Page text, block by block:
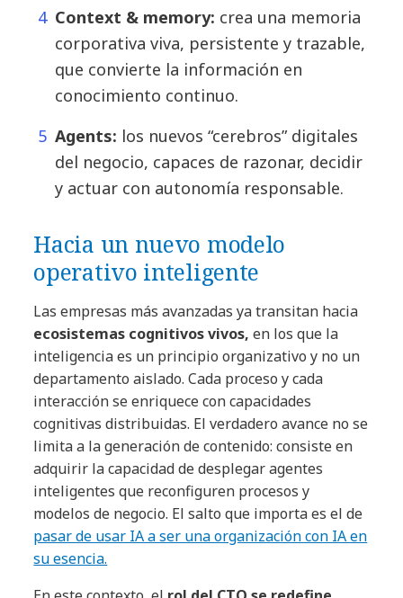
Context & memory: crea una memoria
corporativa viva, persistente y trazable,
que convierte la información en
conocimiento continuo.
Agents: los nuevos “cerebros” digitales
del negocio, capaces de razonar, decidir
y actuar con autonomía responsable.
Hacia un nuevo modelo
operativo inteligente
Las empresas más avanzadas ya transitan hacia
ecosistemas cognitivos vivos, en los que la
inteligencia es un principio organizativo y no un
departamento aislado. Cada proceso y cada
interacción se enriquece con capacidades
cognitivas distribuidas. El verdadero avance no se
limita a la generación de contenido: consiste en
adquirir la capacidad de desplegar agentes
inteligentes que reconfiguren procesos y
modelos de negocio. El salto que importa es el de
pasar de usar IA a ser una organización con IA en
su esencia.